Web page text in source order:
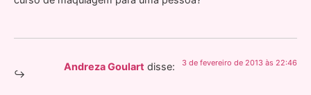
Andreza Goulart disse: 3 de fevereiro de 2013 às 22:46